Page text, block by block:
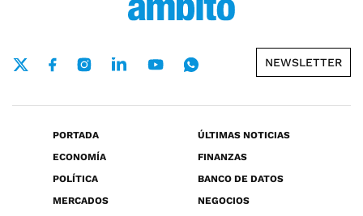
NEWSLETTER
PORTADA
ÚLTIMAS NOTICIAS
ECONOMÍA
FINANZAS
POLÍTICA
BANCO DE DATOS
MERCADOS
NEGOCIOS